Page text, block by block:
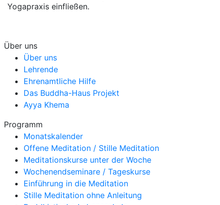
Yogapraxis einfließen.
Über uns
Über uns
Lehrende
Ehrenamtliche Hilfe
Das Buddha-Haus Projekt
Ayya Khema
Programm
Monatskalender
Offene Meditation / Stille Meditation
Meditationskurse unter der Woche
Wochenendseminare / Tageskurse
Einführung in die Meditation
Stille Meditation ohne Anleitung